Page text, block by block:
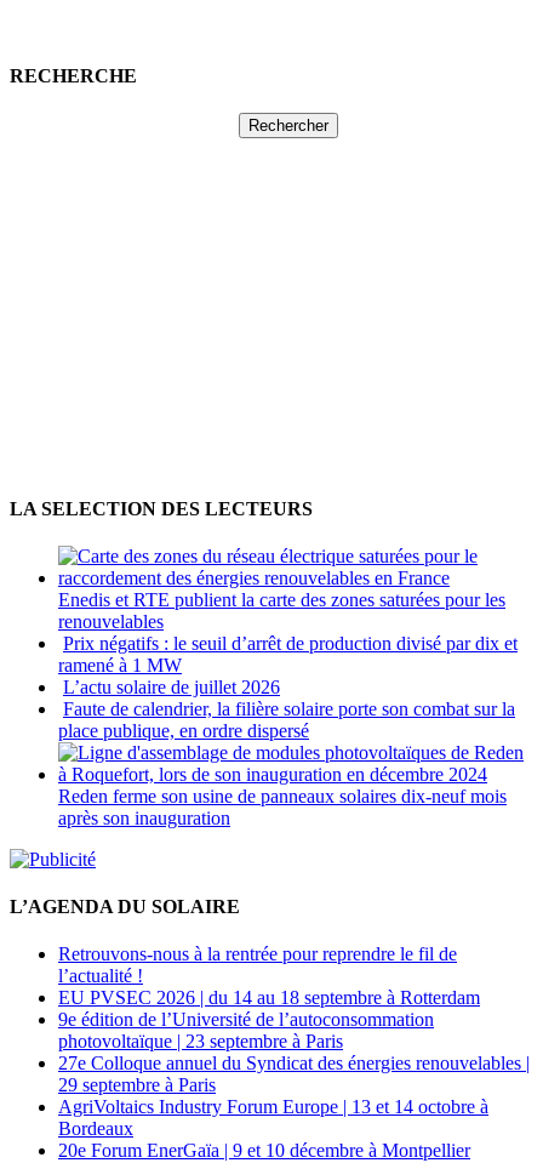
RECHERCHE
LA SELECTION DES LECTEURS
Enedis et RTE publient la carte des zones saturées pour les
renouvelables
Prix négatifs : le seuil d’arrêt de production divisé par dix et
ramené à 1 MW
L’actu solaire de juillet 2026
Faute de calendrier, la filière solaire porte son combat sur la
place publique, en ordre dispersé
Reden ferme son usine de panneaux solaires dix-neuf mois
après son inauguration
L’AGENDA DU SOLAIRE
Retrouvons-nous à la rentrée pour reprendre le fil de
l’actualité !
EU PVSEC 2026 | du 14 au 18 septembre à Rotterdam
9e édition de l’Université de l’autoconsommation
photovoltaïque | 23 septembre à Paris
27e Colloque annuel du Syndicat des énergies renouvelables |
29 septembre à Paris
AgriVoltaics Industry Forum Europe | 13 et 14 octobre à
Bordeaux
20e Forum EnerGaïa | 9 et 10 décembre à Montpellier